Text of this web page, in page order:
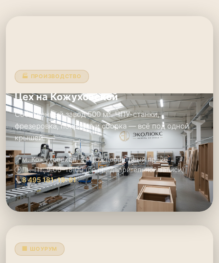
🏭 ПРОИЗВОДСТВО
Цех на Кожуховской
Собственный завод 500 м². ЧПУ-станки,
фрезеровка, покраска и сборка — всё под одной
крышей.
📍м. Кожуховская, 2-й Южнопортовый пр. 26
🕑Пн–Пт: 9:00–18:00 (по предварительной записи)
📞8 495 181-19-91
🏢 ШОУРУМ